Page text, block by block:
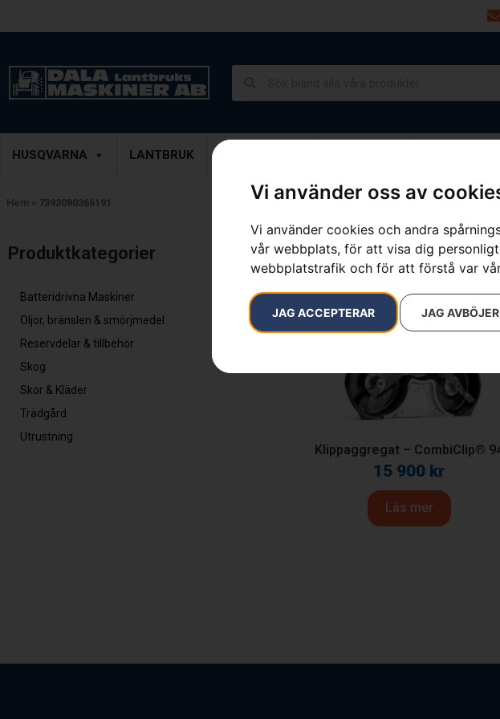
Vi använder oss av
Vi använder cookies och andra
vår webbplats, för att visa dig
webbplatstrafik och för att förstå var
JAG ACCEPTERAR JAG AVBÖJER
HUSQVARNA LANTBRUK
Hem » 7393080366191
Produktkategorier​
Batteridrivna Maskiner
Oljor, bränslen & smörjmedel
Reservdelar & tillbehör
Skog
Skor & Kläder
Trädgård
Utrustning
Endast ett sökresultat
Klippaggregat – CombiClip®
15 900 kr
Läs mer